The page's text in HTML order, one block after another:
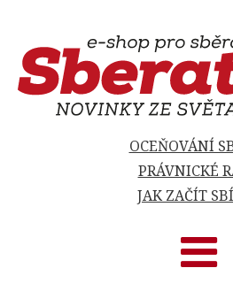
OCEŇOVÁNÍ
PRÁVNICKÉ
JAK ZAČÍT